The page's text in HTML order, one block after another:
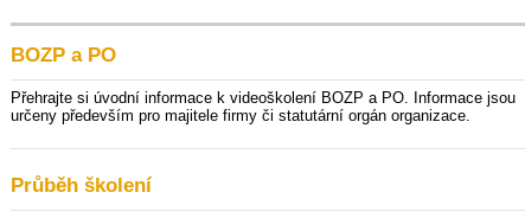
BOZP a PO
Přehrajte si úvodní informace k videoškolení BOZP a PO. Informace jsou
určeny především pro majitele firmy či statutární orgán organizace.
Průběh školení